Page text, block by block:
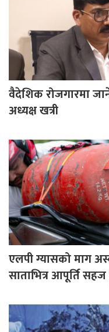
वैदेशिक रोजगारमा
अध्यक्ष खत्री
एलपी ग्यासको माग
साताभित्र आपूर्ति